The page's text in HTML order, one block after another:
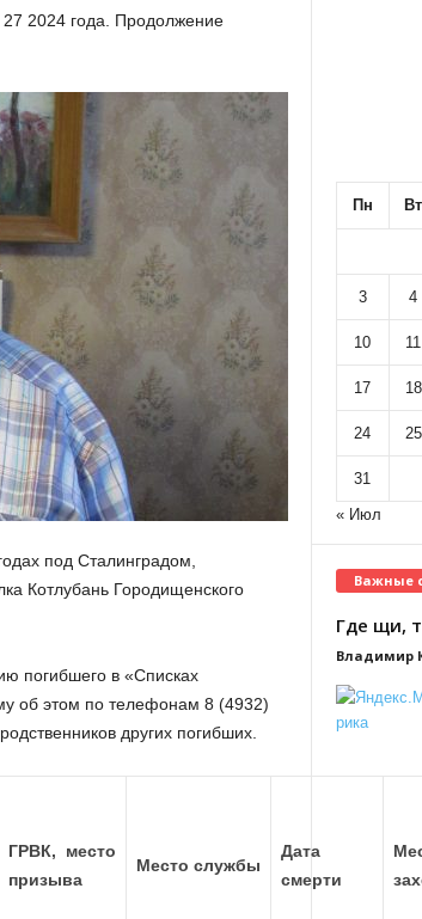
2024 года. Продолжение
под Сталинградом,
Котлубань Городищенского
погибшего в «Списках
об этом по телефонам 8 (4932)
других погибших.
ГРВК, место
призыва
Место службы
Дата
смерти
Пн Вт
3 4
10 11
17 18
24 25
31
« Июл
Важные
Где щи,
Владимир